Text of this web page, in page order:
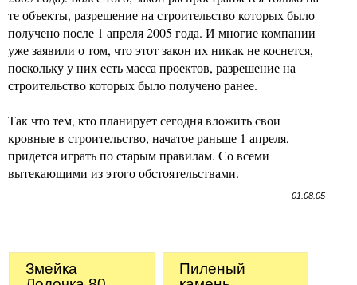
те объекты, разрешение на строительство которых было
получено после 1 апреля 2005 года. И многие компании
уже заявили о том, что этот закон их никак не коснется,
поскольку у них есть масса проектов, разрешение на
строительство которых было получено ранее.
Так что тем, кто планирует сегодня вложить свои
кровные в строительство, начатое раньше 1 апреля,
придется играть по старым правилам. Со всеми
вытекающими из этого обстоятельствами.
01.08.05
Змейка
Пиленый